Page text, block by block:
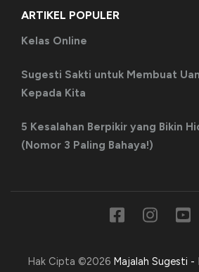
ARTIKEL POPULER
Kelas Online
Sugesti Sakti untuk Membuat
Kepada Kita
5 Kesalahan Berpikir yang Bikin
(Nomor 3 Paling Bahaya!)
Hak Cipta ©2026 Majalah Sugesti -